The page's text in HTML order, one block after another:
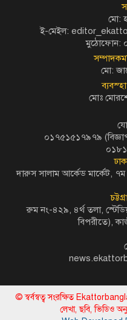
মো:
ই-মেইল:
মুঠোফোন:
মো:
মোঃ
০১৭৫১৫১৭৯৭৯
দারুস সালাম আর্কেড মার্কেট,
রুম নং-৪২৯, ৪র্থ তলা,
বিপরীতে),
© স্বর্বস্বত্ব সংরক্ষিত
লেখা, ছবি, ভিডিও